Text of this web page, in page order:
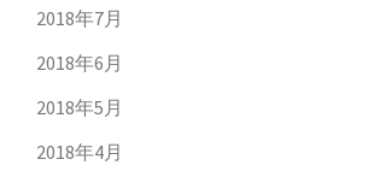
2018年7月
2018年6月
2018年5月
2018年4月